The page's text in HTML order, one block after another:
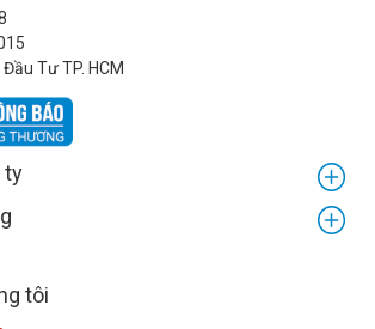
Tư TP. HCM
ty
tôi